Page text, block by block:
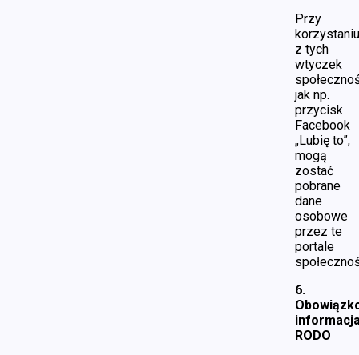
Przy
korzystaniu
z tych
wtyczek
jak np.
przycisk
Facebook
„Lubię to”,
mogą
zostać
pobrane
dane
osobowe
przez te
portale
6.
RODO